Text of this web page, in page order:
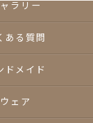
ラリー
ある質問
ドメイド
ウェア